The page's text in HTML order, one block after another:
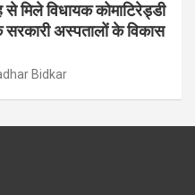
से मिले विधायक कोमाटिरेड्डी
सरकारी अस्पतालों के विकास
Bidkar